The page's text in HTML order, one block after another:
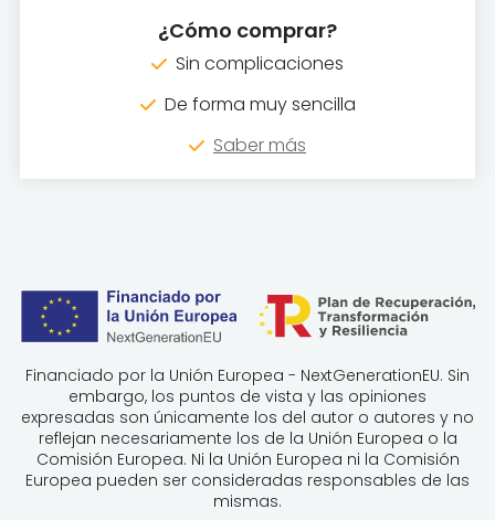
¿Cómo comprar?
Sin complicaciones
De forma muy sencilla
Saber más
Financiado por la Unión Europea - NextGenerationEU. Sin
embargo, los puntos de vista y las opiniones
expresadas son únicamente los del autor o autores y no
reflejan necesariamente los de la Unión Europea o la
Comisión Europea. Ni la Unión Europea ni la Comisión
Europea pueden ser consideradas responsables de las
mismas.